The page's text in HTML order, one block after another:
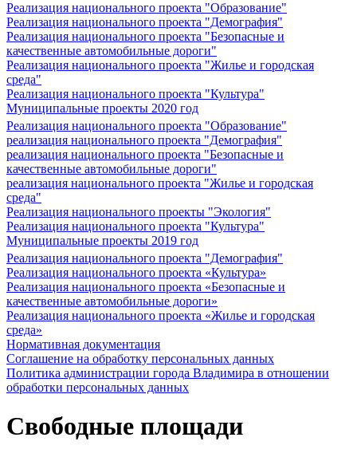
Реализация национального проекта "Образование"
Реализация национального проекта "Демография"
Реализация национального проекта "Безопасные и
качественные автомобильные дороги"
Реализация национального проекта "Жилье и городская
среда"
Реализация национального проекта "Культура"
Муниципальные проекты 2020 год
Реализация национального проекта "Образование"
реализация национального проекта "Демография"
реализация национального проекта "Безопасные и
качественные автомобильные дороги"
реализация национального проекта "Жилье и городская
среда"
Реализация национального проекты "Экология"
Реализация национального проекта "Культура"
Муниципальные проекты 2019 год
Реализация национального проекта "Демография"
Реализация национального проекта «Культура»
Реализация национального проекта «Безопасные и
качественные автомобильные дороги»
Реализация национального проекта «Жилье и городская
среда»
Нормативная документация
Соглашение на обработку персональных данных
Политика администрации города Владимира в отношении
обработки персональных данных
Свободные площади